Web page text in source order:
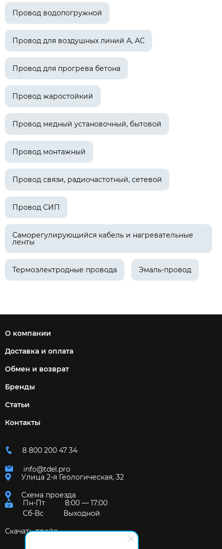
Провод водопогружной
Провод для воздушных линий А, АС
Провод для прогрева бетона
Провод жаростойкий
Провод медный установочный, бытовой
Провод монтажный
Провод связи, радиочастотный, сетевой
Провод СИП
Саморегулирующийся кабель и нагревательные
ленты
Термоэлектродные провода Эмаль-провод
О компании
Доставка и оплата
Обмен и возврат
Бренды
Статьи
Контакты
8 800 200 47 34
info@tdel.pro
Улица 2-я Геологическая, 32
Схема проезда
Пн-Пт
8:00 — 17:00
Сб-Вс
Выходной
Скачать прайс